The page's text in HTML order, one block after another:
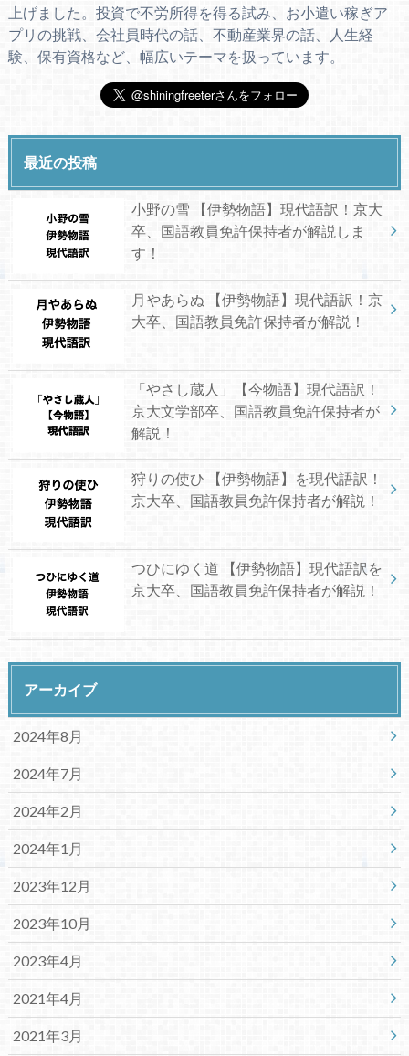
上げました。投資で不労所得を得る試み、お小遣い稼ぎア
プリの挑戦、会社員時代の話、不動産業界の話、人生経
験、保有資格など、幅広いテーマを扱っています。
最近の投稿
小野の雪 【伊勢物語】現代語訳！京大
卒、国語教員免許保持者が解説しま
す！
月やあらぬ 【伊勢物語】現代語訳！京
大卒、国語教員免許保持者が解説！
「やさし蔵人」【今物語】現代語訳！
京大文学部卒、国語教員免許保持者が
解説！
狩りの使ひ 【伊勢物語】を現代語訳！
京大卒、国語教員免許保持者が解説！
つひにゆく道 【伊勢物語】現代語訳を
京大卒、国語教員免許保持者が解説！
アーカイブ
2024年8月
2024年7月
2024年2月
2024年1月
2023年12月
2023年10月
2023年4月
2021年4月
2021年3月